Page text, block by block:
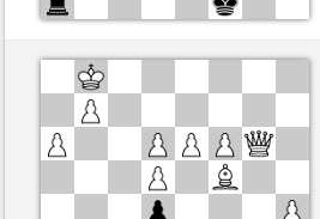
Blancas
ata685 (1415) (-14)
Negras
Tiempo: 3 minutes/side + 1 seconds/move
Esta partida es por puntos